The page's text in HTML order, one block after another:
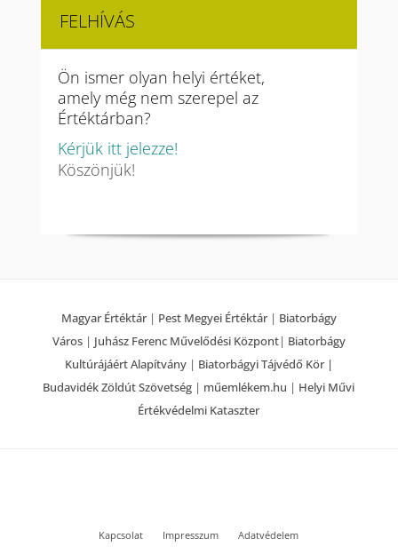
FELHÍVÁS
Ön ismer olyan helyi értéket,
amely még nem szerepel az
Értéktárban?
Kérjük itt jelezze!
Köszönjük!
Magyar Értéktár| Pest Megyei Értéktár| Biatorbágy
Város| Juhász Ferenc Művelődési Központ| Biatorbágy
Kultúrájáért Alapítvány| Biatorbágyi Tájvédő Kör |
Budavidék Zöldút Szövetség | műemlékem.hu | Helyi Művi
Értékvédelmi Kataszter
Kapcsolat Impresszum Adatvédelem